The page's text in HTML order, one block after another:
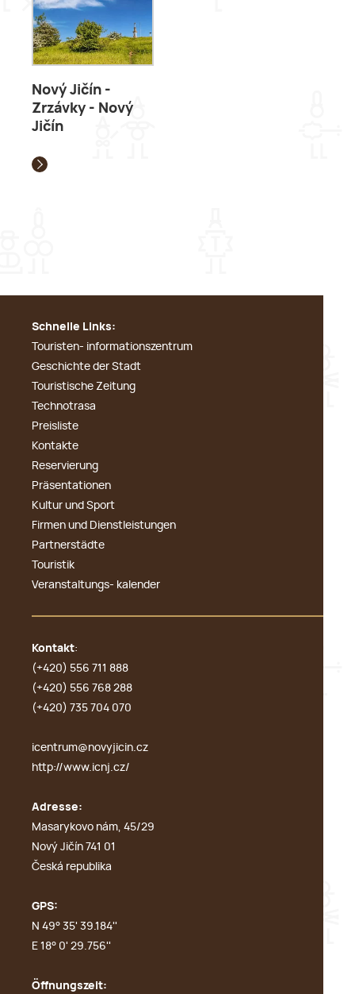
Nový Jičín -
Zrzávky - Nový
Jičín
Schnelle Links:
Touristen- informationszentrum
Geschichte der Stadt
Touristische Zeitung
Technotrasa
Preisliste
Kontakte
Reservierung
Präsentationen
Kultur und Sport
Firmen und Dienstleistungen
Partnerstädte
Touristik
Veranstaltungs- kalender
Kontakt:
(+420) 556 711 888
(+420) 556 768 288
(+420) 735 704 070
icentrum@novyjicin.cz
http://www.icnj.cz/
Adresse:
Masarykovo nám, 45/29
Nový Jičín 741 01
Česká republika
GPS:
N 49° 35' 39.184''
E 18° 0' 29.756''
Öffnungszeit: